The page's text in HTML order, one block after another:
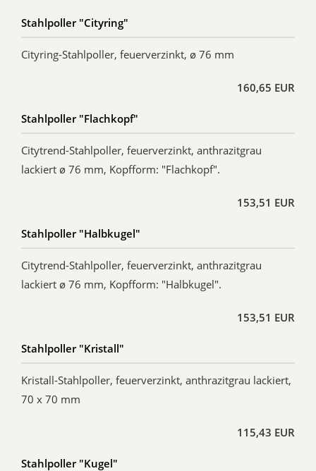
Stahlpoller "Cityring"
Cityring-Stahlpoller, feuerverzinkt, ø 76 mm
160,65 EUR
Stahlpoller "Flachkopf"
Citytrend-Stahlpoller, feuerverzinkt, anthrazitgrau
lackiert ø 76 mm, Kopfform: "Flachkopf".
153,51 EUR
Stahlpoller "Halbkugel"
Citytrend-Stahlpoller, feuerverzinkt, anthrazitgrau
lackiert ø 76 mm, Kopfform: "Halbkugel".
153,51 EUR
Stahlpoller "Kristall"
Kristall-Stahlpoller, feuerverzinkt, anthrazitgrau lackiert,
70 x 70 mm
115,43 EUR
Stahlpoller "Kugel"